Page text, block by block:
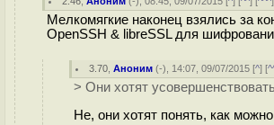
Мелкомягкие наконец взялись за
OpenSSH & libreSSL для
3.70 ,Аноним (-), 14:07, 09/07/2015 [^] [
> Они хотят
Не, они хотят понять, как